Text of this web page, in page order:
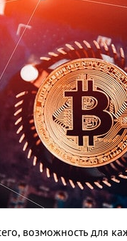
возможность для